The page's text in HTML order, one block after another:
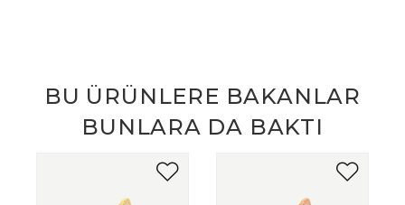
BU ÜRÜNLERE BAKANLAR
BUNLARA DA BAKTI